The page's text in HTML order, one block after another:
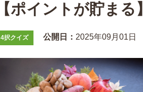
【ポイントが貯ま
4択クイズ 公開日： 2025年09月01日